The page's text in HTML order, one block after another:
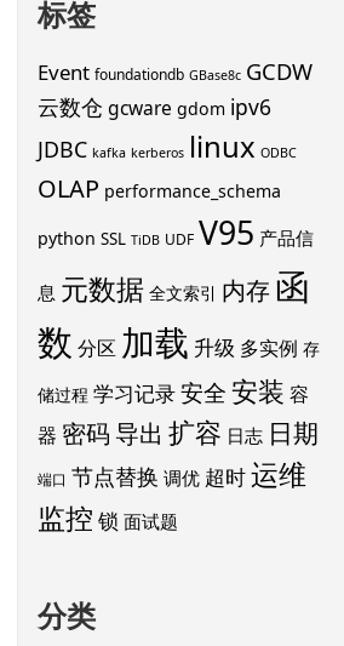
标签
Event foundationdb GBase8c GCDW
云数仓 gcware gdom ipv6
JDBC kafka kerberos linux ODBC
OLAP performance_schema
python SSL TiDB UDF V95 产品信
息 元数据 全文索引 内存函
数 分区 加载 升级 多实例 存
储过程 学习记录安全安装 容
器 密码 导出 扩容 日志 日期
端口 节点替换 调优 超时运维
监控 锁 面试题
分类